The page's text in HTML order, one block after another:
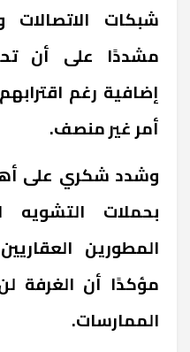
شبكات الاتصالات
مشددًا على أن
إضافية رغم
أمر غير منصف.
وشدد شكري على
بحملات
المطورين
مؤكدًا أن الغرفة
الممارسات.